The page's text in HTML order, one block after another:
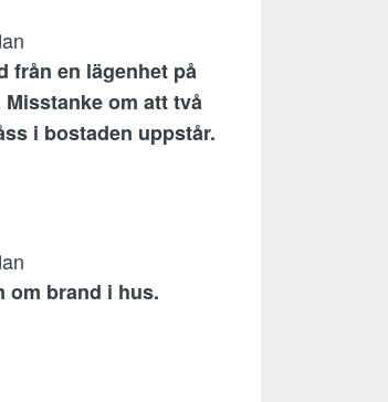
från en lägenhet på
om att två
i bostaden uppstår.
om brand i hus.